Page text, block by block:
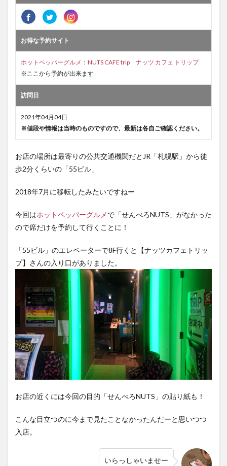
お得な予約サイト
ホットペッパーグルメ：NUTS CAFE trip ナッツ カフェ トリップ
※ここから予約が出来ます
訪問日
2021年04月04日
※値段や情報は当時のものですので、最新は各自ご確認ください。
お店の場所は最寄りの公共交通機関だとJR「札幌駅」から徒
歩2分くらいの「55ビル」
2018年7月に移転したみたいですねー
今回はホットペッパーグルメで「せんべろNUTS」がなかった
ので席だけを予約して行くことに！
「55ビル」のエレベーターで8F行くと【ナッツカフェトリッ
プ】さんの入り口がありました。
お店の近くには今回の目的「せんべろNUTS」の貼り紙も！
こんな目立つのに今まで見たことなかったんだーと思いつつ
入店。
いらっしゃいませー